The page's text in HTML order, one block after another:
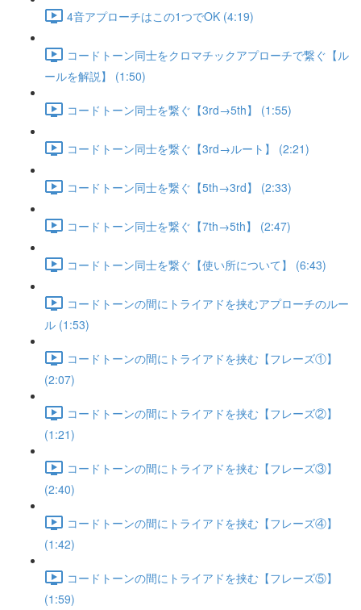
4音アプローチはこの1つでOK (4:19)
コードトーン同士をクロマチックアプローチで繋ぐ【ル
ールを解説】 (1:50)
コードトーン同士を繋ぐ【3rd→5th】 (1:55)
コードトーン同士を繋ぐ【3rd→ルート】 (2:21)
コードトーン同士を繋ぐ【5th→3rd】 (2:33)
コードトーン同士を繋ぐ【7th→5th】 (2:47)
コードトーン同士を繋ぐ【使い所について】 (6:43)
コードトーンの間にトライアドを挟むアプローチのルー
ル (1:53)
コードトーンの間にトライアドを挟む【フレーズ①】
(2:07)
コードトーンの間にトライアドを挟む【フレーズ②】
(1:21)
コードトーンの間にトライアドを挟む【フレーズ③】
(2:40)
コードトーンの間にトライアドを挟む【フレーズ④】
(1:42)
コードトーンの間にトライアドを挟む【フレーズ⑤】
(1:59)